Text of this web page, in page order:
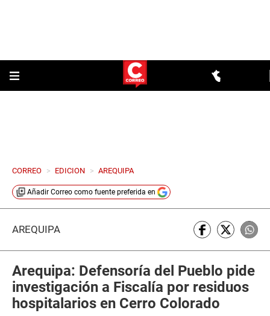
CORREO > EDICION > AREQUIPA
Añadir Correo como fuente preferida en
AREQUIPA
Arequipa: Defensoría del Pueblo pide
investigación a Fiscalía por residuos
hospitalarios en Cerro Colorado